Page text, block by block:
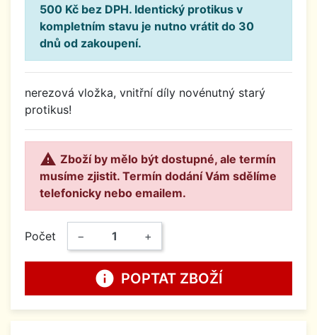
500 Kč bez DPH. Identický protikus v
kompletním stavu je nutno vrátit do 30
dnů od zakoupení.
nerezová vložka, vnitřní díly novénutný starý
protikus!
 Zboží by mělo být dostupné, ale termín
musíme zjistit. Termín dodání Vám sdělíme
telefonicky nebo emailem.
Počet − +
info POPTAT ZBOŽÍ